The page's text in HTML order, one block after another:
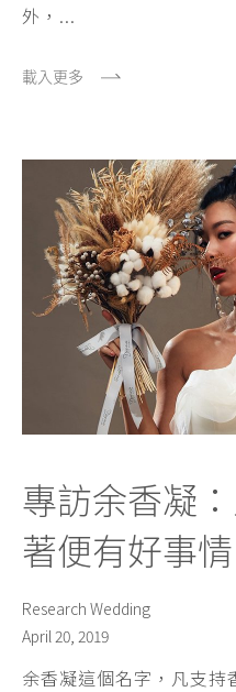
載入更多
外，...
Research Wedding
April 20, 2019
專訪余香凝
著便有好事情
余香凝這個名字，凡支